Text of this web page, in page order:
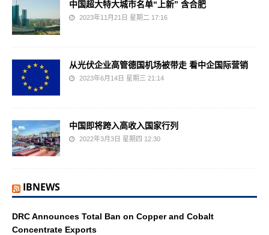
中国超大特大城市名单“上新” 含合肥
2023年11月21日 星期二 17:16
从光伏企业高管德国机场被带走 看中企国际营销
2023年6月14日 星期三 21:14
中国即将跨入高收入国家行列
2022年3月3日 星期四 12:30
IBNEWS
DRC Announces Total Ban on Copper and Cobalt
Concentrate Exports